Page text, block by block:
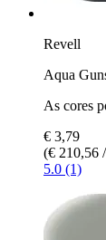
Revell
Aqua
As cores
€ 3,79
(€ 210,56
5.0 (1)